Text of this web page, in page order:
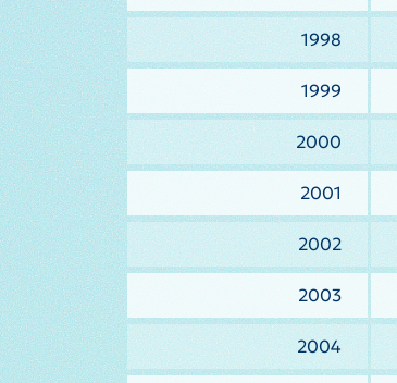
1998
1999
2000
2001
2002
2003
2004